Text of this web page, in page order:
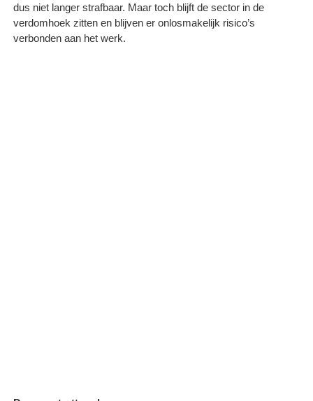
dus niet langer strafbaar. Maar toch blijft de sector in de
verdomhoek zitten en blijven er onlosmakelijk risico’s
verbonden aan het werk.